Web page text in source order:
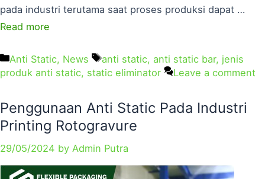
pada industri terutama saat proses produksi dapat …
Read more
Anti Static, News anti static, anti static bar, jenis
produk anti static, static eliminator Leave a comment
Penggunaan Anti Static Pada Industri
Printing Rotogravure
29/05/2024 by Admin Putra